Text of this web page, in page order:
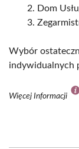
Dom
Wybór
indywidualnych
Więcej Informacji